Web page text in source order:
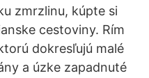
zmrzlinu, kúpte si
cestoviny. Rím
dokresľujú malé
a úzke zapadnuté